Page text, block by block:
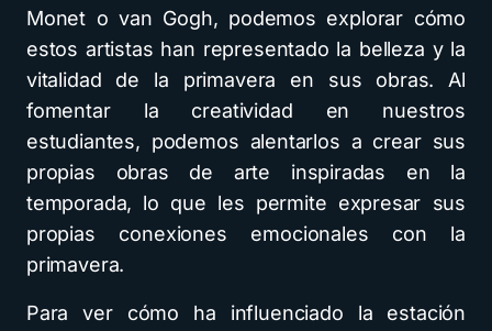
Monet o van Gogh, podemos explorar cómo
estos artistas han representado la belleza y la
vitalidad de la primavera en sus obras. Al
fomentar la creatividad en nuestros
estudiantes, podemos alentarlos a crear sus
propias obras de arte inspiradas en la
temporada, lo que les permite expresar sus
propias conexiones emocionales con la
primavera.
Para ver cómo ha influenciado la estación